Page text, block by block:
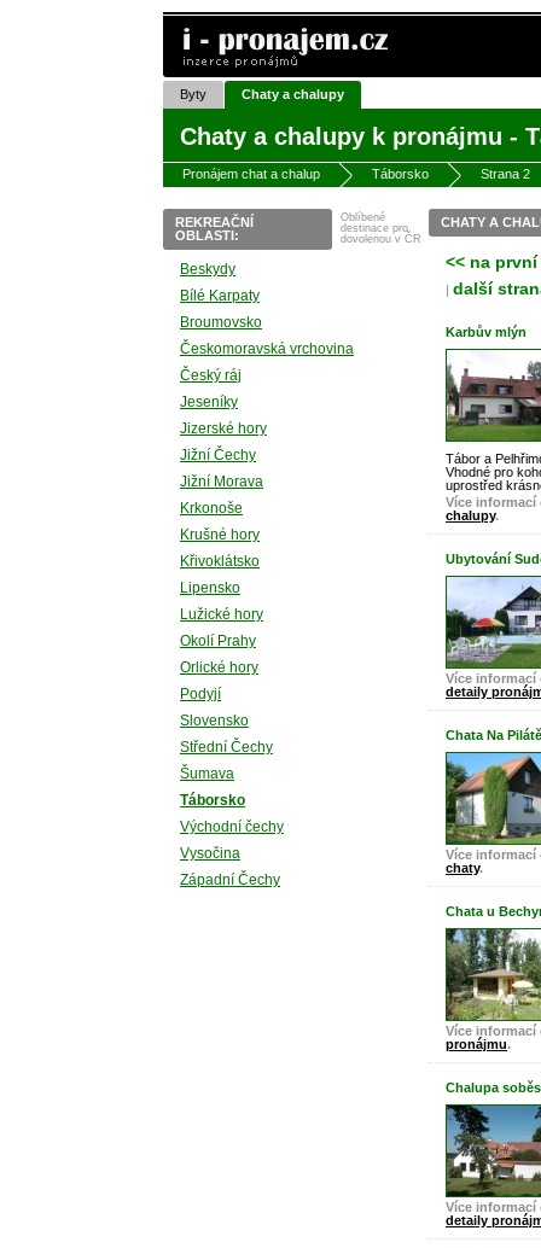
Chaty a chalupy k pronájmu -
Byty Chaty a chalupy
Pronájem chat a chalup Táborsko Strana 2
CHATY A
<< na
| další
Karbův mlýn
Tábor a
Vhodné pro
uprostřed
Více informací
chalupy.
Ubytování
Více informací
detaily
Chata Na Pilátě
Více informací
chaty.
Chata u
Více informací
pronájmu.
Chalupa
Více informací
detaily
REKREAČNÍ
OBLASTI:
Oblíbené
destinace pro
dovolenou v ČR
Beskydy
Bílé Karpaty
Broumovsko
Českomoravská vrchovina
Český ráj
Jeseníky
Jizerské hory
Jižní Čechy
Jižní Morava
Krkonoše
Krušné hory
Křivoklátsko
Lipensko
Lužické hory
Okolí Prahy
Orlické hory
Podyjí
Slovensko
Střední Čechy
Šumava
Táborsko
Východní čechy
Vysočina
Západní Čechy